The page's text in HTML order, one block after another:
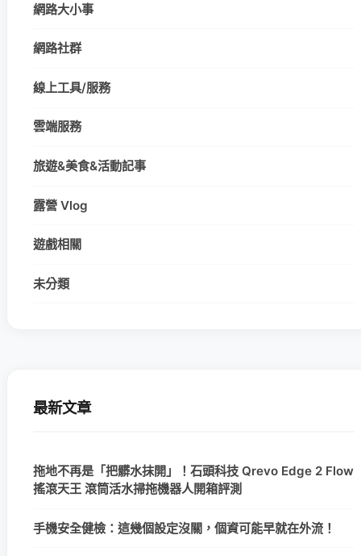
網路大小事
網路社群
線上工具/服務
雲端服務
旅遊&美食&活動記事
露營 Vlog
遊戲相關
未分類
最新文章
拖地不再是「把髒水抹開」！石頭科技 Qrevo Edge 2 Flow
搖滾天王 滾筒活水掃拖機器人開箱評測
手機安全健檢：這幾個設定沒關，個資可能早就在外流！